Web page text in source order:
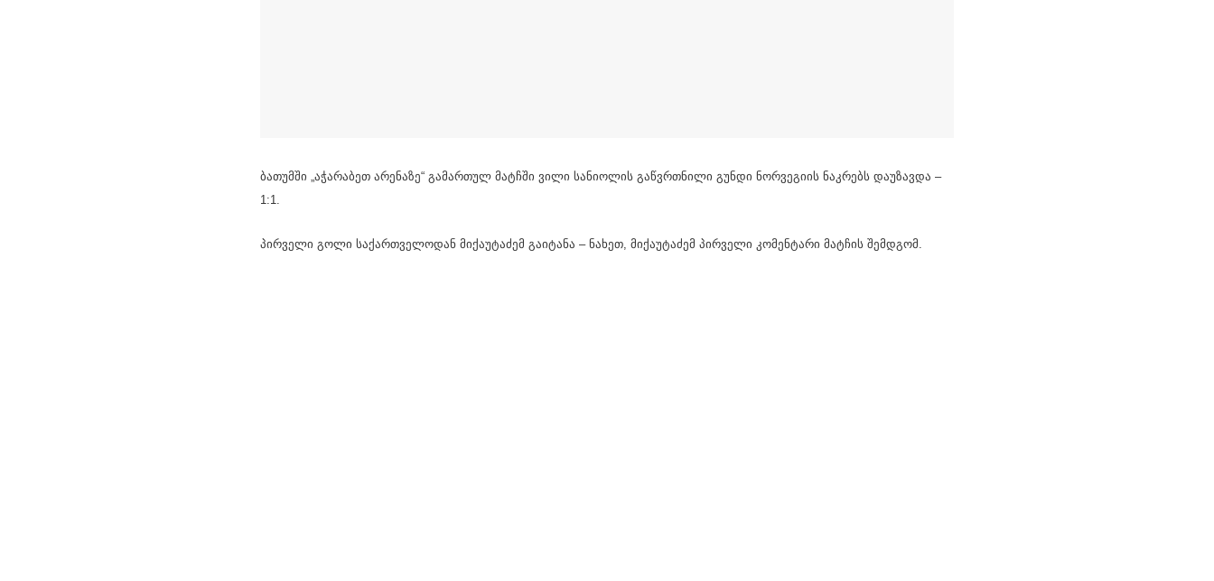
ბათუმში „აჭარაბეთ არენაზე“ გამართულ მატჩში ვილი სანიოლის გაწვრთნილი გუნდი ნორვეგიის ნაკრებს დაუზავდა –
1:1.
პირველი გოლი საქართველოდან მიქაუტაძემ გაიტანა – ნახეთ, მიქაუტაძემ პირველი კომენტარი მატჩის შემდგომ.